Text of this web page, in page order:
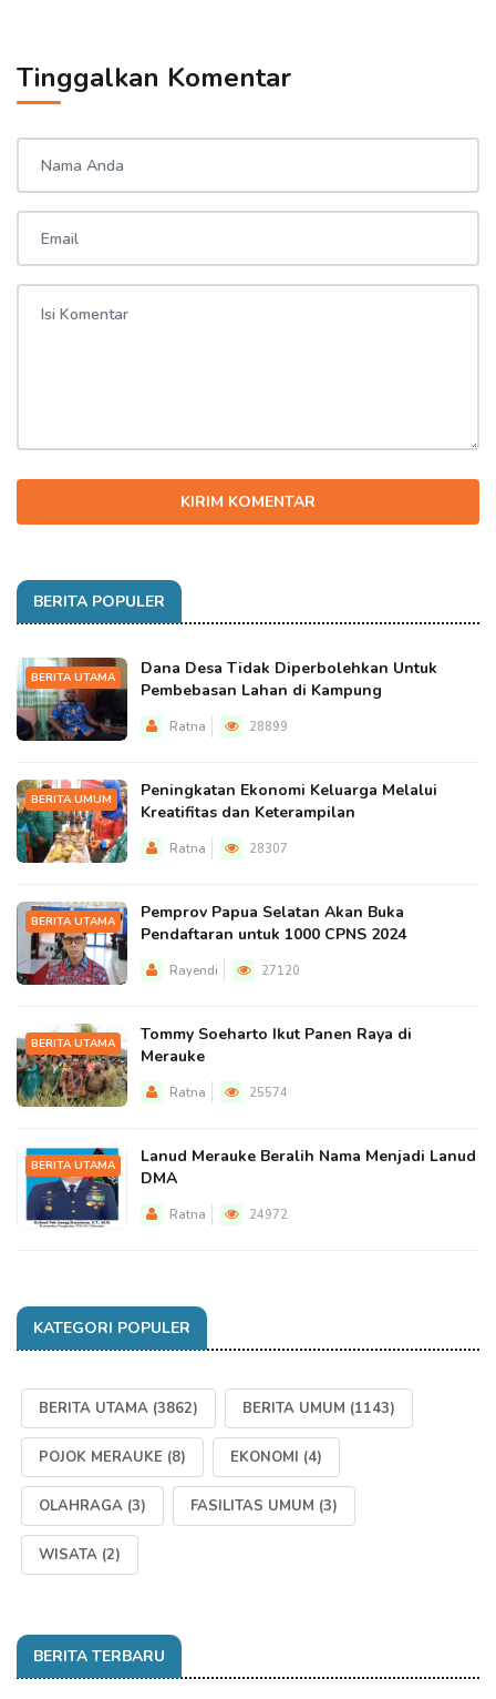
Tinggalkan Komentar
KIRIM KOMENTAR
BERITA POPULER
BERITA UTAMA
Dana Desa Tidak Diperbolehkan Untuk
Pembebasan Lahan di Kampung
Ratna 28899
BERITA UMUM
Peningkatan Ekonomi Keluarga Melalui
Kreatifitas dan Keterampilan
Ratna 28307
BERITA UTAMA
Pemprov Papua Selatan Akan Buka
Pendaftaran untuk 1000 CPNS 2024
Rayendi 27120
BERITA UTAMA
Tommy Soeharto Ikut Panen Raya di
Merauke
Ratna 25574
BERITA UTAMA
Lanud Merauke Beralih Nama Menjadi Lanud
DMA
Ratna 24972
KATEGORI POPULER
BERITA UTAMA (3862) BERITA UMUM (1143)
POJOK MERAUKE (8) EKONOMI (4)
OLAHRAGA (3) FASILITAS UMUM (3)
WISATA (2)
BERITA TERBARU